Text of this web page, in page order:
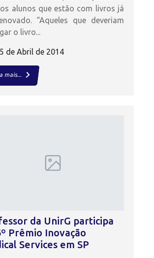
alunos que estão com livros já
“Aqueles que deveriam
o livro...
de Abril de 2014
mais...keyboard_arrow_right
da UnirG participa
Prêmio Inovação
Services em SP